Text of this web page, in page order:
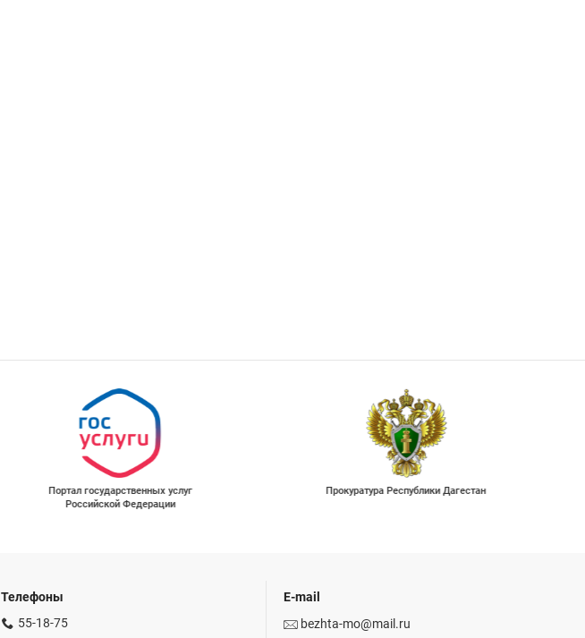
Прокуратура Республики Дагестан
Единая информационная система
Телефоны
55-18-75
E-mail
bezhta-mo@mail.ru